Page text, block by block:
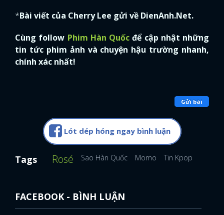
*Bài viết của Cherry Lee gửi về DienAnh.Net.
Cùng follow Phim Hàn Quốcđể cập nhật những
tin tức phim ảnh và chuyện hậu trường nhanh,
chính xác nhất!
Gửi bài
Lót dép hóng ngay bình luận
Tags Rosé Sao Hàn Quốc Momo Tin Kpop
FACEBOOK - BÌNH LUẬN